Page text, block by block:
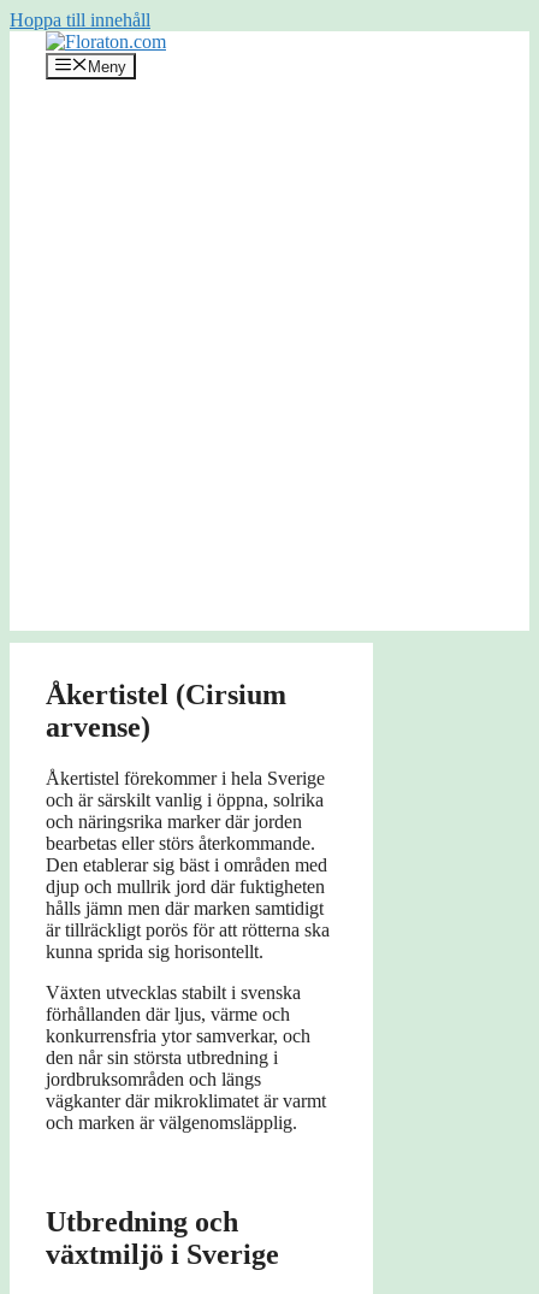
Hoppa till innehåll
Meny
Åkertistel (Cirsium
arvense)
Åkertistel förekommer i hela Sverige
och är särskilt vanlig i öppna, solrika
och näringsrika marker där jorden
bearbetas eller störs återkommande.
Den etablerar sig bäst i områden med
djup och mullrik jord där fuktigheten
hålls jämn men där marken samtidigt
är tillräckligt porös för att rötterna ska
kunna sprida sig horisontellt.
Växten utvecklas stabilt i svenska
förhållanden där ljus, värme och
konkurrensfria ytor samverkar, och
den når sin största utbredning i
jordbruksområden och längs
vägkanter där mikroklimatet är varmt
och marken är välgenomsläpplig.
Utbredning och
växtmiljö i Sverige